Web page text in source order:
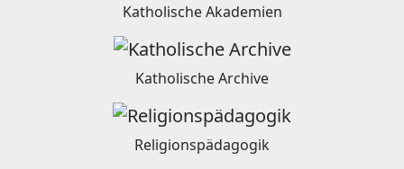
Katholische Akademien
Katholische Archive
Religionspädagogik